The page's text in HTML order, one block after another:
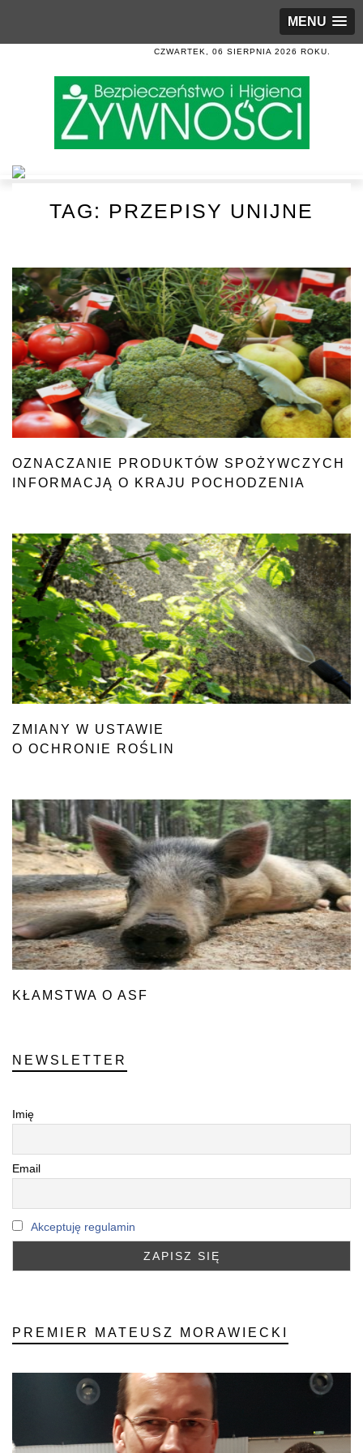
MENU
CZWARTEK, 06 SIERPNIA 2026 ROKU.
TAG: PRZEPISY UNIJNE
OZNACZANIE PRODUKTÓW SPOŻYWCZYCH
INFORMACJĄ O KRAJU POCHODZENIA
ZMIANY W USTAWIE
O OCHRONIE ROŚLIN
KŁAMSTWA O ASF
NEWSLETTER
Imię
Email
Akceptuję regulamin
PREMIER MATEUSZ MORAWIECKI